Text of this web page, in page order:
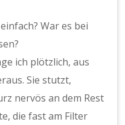
War es bei
ich plötzlich, aus
Sie stutzt,
nervös an dem Rest
die fast am Filter